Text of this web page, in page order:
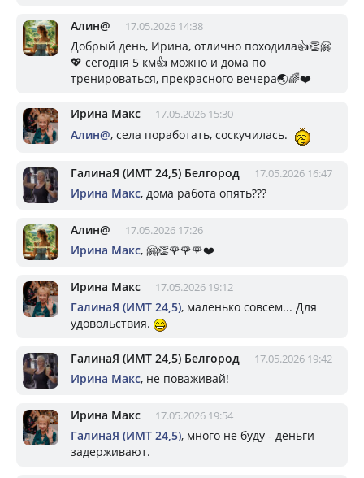
Алин@ 17.05.2026 14:38
Добрый день, Ирина, отлично походила👍👏🤗
💖 сегодня 5 км👍 можно и дома по
тренироваться, прекрасного вечера🌏🌈❤️
Ирина Макс 17.05.2026 15:30
Алин@, села поработать, соскучилась.
ГалинаЯ (ИМТ 24,5) Белгород 17.05.2026 16:47
Ирина Макс, дома работа опять???
Алин@ 17.05.2026 17:26
Ирина Макс, 🤗👏🌹🌹🌹❤️
Ирина Макс 17.05.2026 19:12
ГалинаЯ (ИМТ 24,5), маленько совсем... Для
удовольствия.
ГалинаЯ (ИМТ 24,5) Белгород 17.05.2026 19:42
Ирина Макс, не поваживай!
Ирина Макс 17.05.2026 19:54
ГалинаЯ (ИМТ 24,5), много не буду - деньги
задерживают.